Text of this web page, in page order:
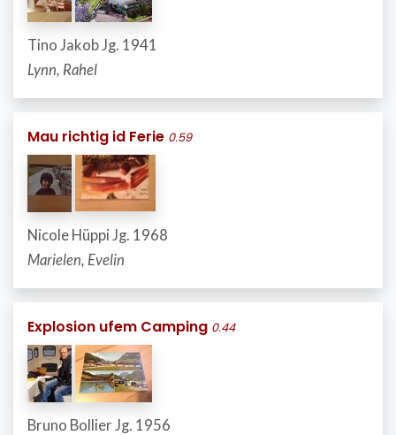
Tino Jakob Jg. 1941
Lynn, Rahel
Mau richtig id Ferie 0.59
Nicole Hüppi Jg. 1968
Marielen, Evelin
Explosion ufem Camping 0.44
Bruno Bollier Jg. 1956